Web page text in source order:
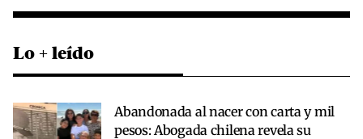
Lo + leído
Abandonada al nacer con carta y mil
pesos: Abogada chilena revela su